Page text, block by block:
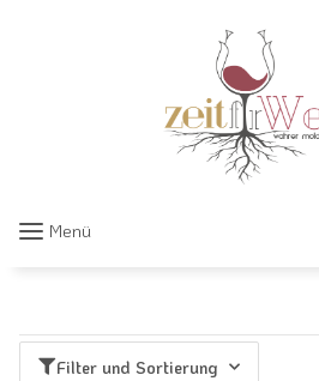
Menü
Filter und Sortierung